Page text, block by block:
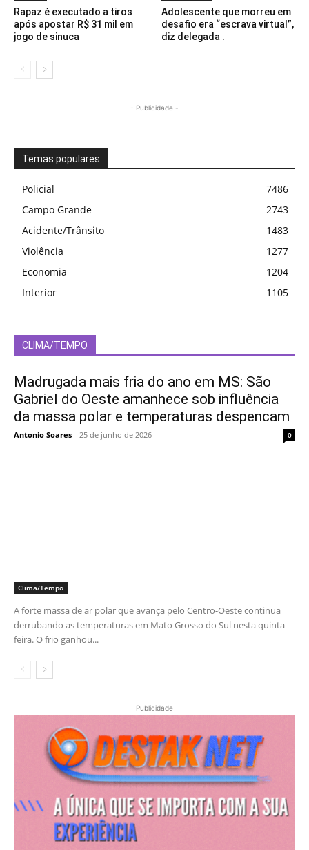
Rapaz é executado a tiros
após apostar R$ 31 mil em
jogo de sinuca
Adolescente que morreu em
desafio era “escrava virtual”,
diz delegada .
- Publicidade -
Temas populares
Policial
7486
Campo Grande
2743
Acidente/Trânsito
1483
Violência
1277
Economia
1204
Interior
1105
CLIMA/TEMPO
Madrugada mais fria do ano em MS: São
Gabriel do Oeste amanhece sob influência
da massa polar e temperaturas despencam
Antonio Soares - 25 de junho de 2026 0
Clima/Tempo
A forte massa de ar polar que avança pelo Centro-Oeste continua
derrubando as temperaturas em Mato Grosso do Sul nesta quinta-
feira. O frio ganhou...
Publicidade